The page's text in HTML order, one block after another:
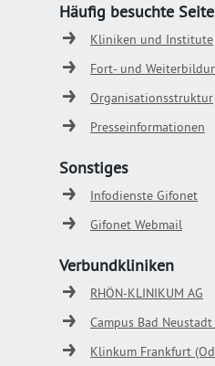
Häufig besuchte
Kliniken und Institute
Fort- und
Organisationsstruktur
Presseinformationen
Sonstiges
Infodienste Gifonet
Gifonet Webmail
Verbundkliniken
RHÖN-KLINIKUM AG
Campus Bad Neustadt
Klinkum Frankfurt